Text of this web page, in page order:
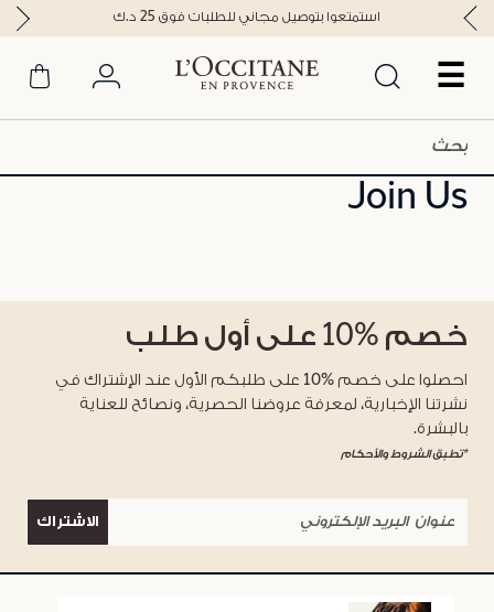
☰
استمتعوا بتوصيل مجاني للطلبات فوق 25 د.ك
Join Us
خصم %10 على أول طلب
احصلوا على خصم %10 على طلبكم الأول عند الإشتراك في
نشرتنا الإخبارية، لمعرفة عروضنا الحصرية، ونصائح للعناية
بالبشرة.
*تطبق الشروط والأحكام
الاشتراك